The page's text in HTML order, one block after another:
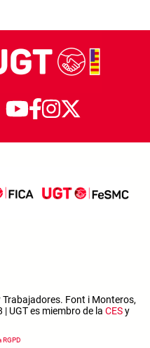
Font i Monteros,
UGT es miembro de la CESy
RGPD